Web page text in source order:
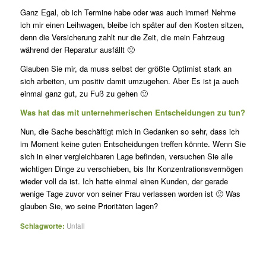
Ganz Egal, ob ich Termine habe oder was auch immer! Nehme
ich mir einen Leihwagen, bleibe ich später auf den Kosten sitzen,
denn die Versicherung zahlt nur die Zeit, die mein Fahrzeug
während der Reparatur ausfällt 🙁
Glauben Sie mir, da muss selbst der größte Optimist stark an
sich arbeiten, um positiv damit umzugehen. Aber Es ist ja auch
einmal ganz gut, zu Fuß zu gehen 🙂
Was hat das mit unternehmerischen Entscheidungen zu tun?
Nun, die Sache beschäftigt mich in Gedanken so sehr, dass ich
im Moment keine guten Entscheidungen treffen könnte. Wenn Sie
sich in einer vergleichbaren Lage befinden, versuchen Sie alle
wichtigen Dinge zu verschieben, bis Ihr Konzentrationsvermögen
wieder voll da ist. Ich hatte einmal einen Kunden, der gerade
wenige Tage zuvor von seiner Frau verlassen worden ist 🙁 Was
glauben Sie, wo seine Prioritäten lagen?
Schlagworte: Unfall